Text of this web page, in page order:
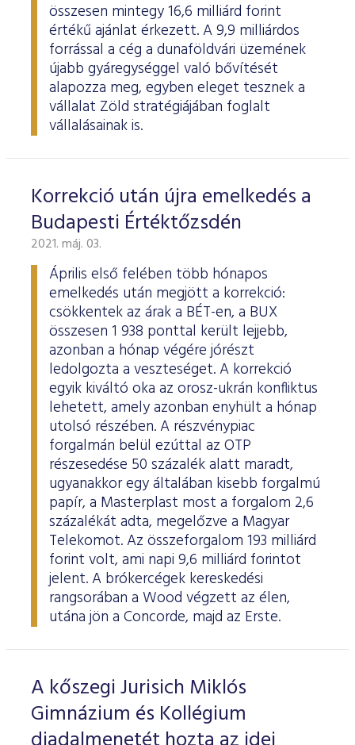
ESG Útmutató
összesen mintegy 16,6 milliárd forint
értékű ajánlat érkezett. A 9,9 milliárdos
forrással a cég a dunaföldvári üzemének
újabb gyáregységgel való bővítését
alapozza meg, egyben eleget tesznek a
vállalat Zöld stratégiájában foglalt
vállalásainak is.
Korrekció után újra emelkedés a
Budapesti Értéktőzsdén
2021. máj. 03.
Április első felében több hónapos
emelkedés után megjött a korrekció:
csökkentek az árak a BÉT-en, a BUX
összesen 1 938 ponttal került lejjebb,
azonban a hónap végére jórészt
ledolgozta a veszteséget. A korrekció
egyik kiváltó oka az orosz-ukrán konfliktus
lehetett, amely azonban enyhült a hónap
utolsó részében. A részvénypiac
forgalmán belül ezúttal az OTP
részesedése 50 százalék alatt maradt,
ugyanakkor egy általában kisebb forgalmú
papír, a Masterplast most a forgalom 2,6
százalékát adta, megelőzve a Magyar
Telekomot. Az összeforgalom 193 milliárd
forint volt, ami napi 9,6 milliárd forintot
jelent. A brókercégek kereskedési
rangsorában a Wood végzett az élen,
utána jön a Concorde, majd az Erste.
A kőszegi Jurisich Miklós
Gimnázium és Kollégium